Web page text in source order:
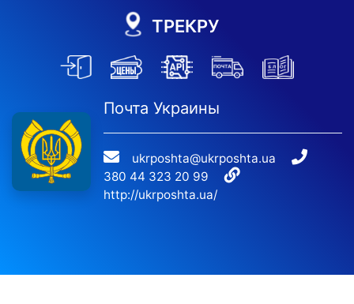
ТРЕКРУ
Почта Украины
ukrposhta@ukrposhta.ua
380 44 323 20 99
http://ukrposhta.ua/